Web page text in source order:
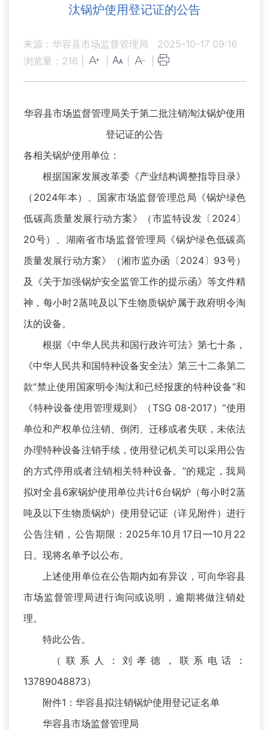
汰锅炉使用登记证的公告
来源：华容县市场监督管理局
2025-10-17 09:16
浏览量： 216
华容县市场监督管理局关于第二批注销淘汰锅炉使用
登记证的公告
各相关锅炉使用单位：
根据国家发展改革委《产业结构调整指导目录》
（2024年本）、国家市场监督管理总局《锅炉绿色
低碳高质量发展行动方案》（市监特设发〔2024〕
20号）、湖南省市场监督管理局《锅炉绿色低碳高
质量发展行动方案》（湘市监办函〔2024〕93号）
及《关于加强锅炉安全监管工作的提示函》等文件精
神，每小时2蒸吨及以下生物质锅炉属于政府明令淘
汰的设备。
根据《中华人民共和国行政许可法》第七十条，
《中华人民共和国特种设备安全法》第三十二条第二
款“禁止使用国家明令淘汰和已经报废的特种设备”和
《特种设备使用管理规则》（TSG 08-2017）“使用
单位和产权单位注销、倒闭、迁移或者失联，未依法
办理特种设备注销手续，使用登记机关可以采用公告
的方式停用或者注销相关特种设备。”的规定，我局
拟对全县6家锅炉使用单位共计6台锅炉（每小时2蒸
吨及以下生物质锅炉）使用登记证（详见附件）进行
公告注销，公告期限：2025年10月17日—10月22
日。现将名单予以公布。
上述使用单位在公告期内如有异议，可向华容县
市场监督管理局进行询问或说明，逾期将做注销处
理。
特此公告。
（联系人：刘孝德，联系电话：
13789048873）
附件1：华容县拟注销锅炉使用登记证名单
华容县市场监督管理局